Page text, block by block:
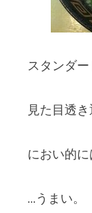
スタンダー
見た目透き
におい的に
…うまい。